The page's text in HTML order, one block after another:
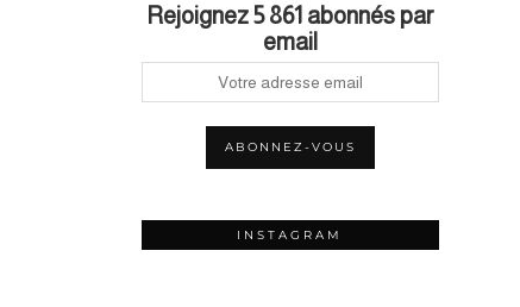
Rejoignez 5 861 abonnés par
email
INSTAGRAM